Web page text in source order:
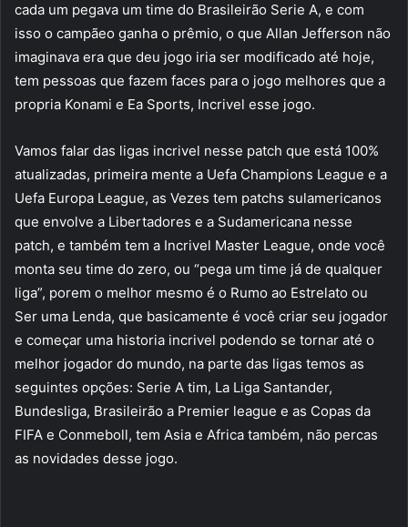
cada um pegava um time do Brasileirão Serie A, e com
isso o campãeo ganha o prêmio, o que Allan Jefferson não
imaginava era que deu jogo iria ser modificado até hoje,
tem pessoas que fazem faces para o jogo melhores que a
propria Konami e Ea Sports, Incrivel esse jogo.
Vamos falar das ligas incrivel nesse patch que está 100%
atualizadas, primeira mente a Uefa Champions League e a
Uefa Europa League, as Vezes tem patchs sulamericanos
que envolve a Libertadores e a Sudamericana nesse
patch, e também tem a Incrivel Master League, onde você
monta seu time do zero, ou “pega um time já de qualquer
liga”, porem o melhor mesmo é o Rumo ao Estrelato ou
Ser uma Lenda, que basicamente é você criar seu jogador
e começar uma historia incrivel podendo se tornar até o
melhor jogador do mundo, na parte das ligas temos as
seguintes opções: Serie A tim, La Liga Santander,
Bundesliga, Brasileirão a Premier league e as Copas da
FIFA e Conmeboll, tem Asia e Africa também, não percas
as novidades desse jogo.